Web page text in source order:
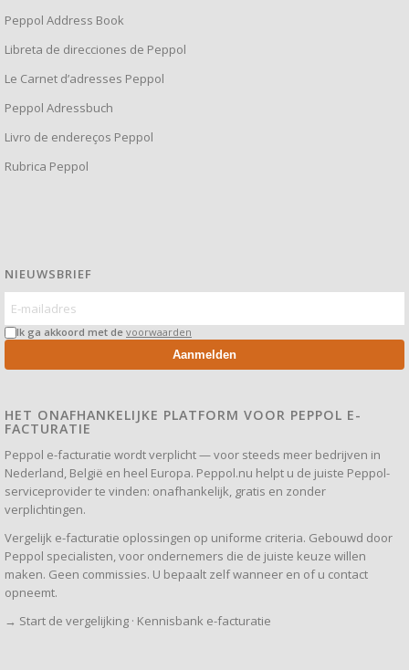
Peppol Address Book
Libreta de direcciones de Peppol
Le Carnet d’adresses Peppol
Peppol Adressbuch
Livro de endereços Peppol
Rubrica Peppol
NIEUWSBRIEF
Ik ga akkoord met de voorwaarden
Aanmelden
HET ONAFHANKELIJKE PLATFORM VOOR PEPPOL E-
FACTURATIE
Peppol e-facturatie wordt verplicht — voor steeds meer bedrijven in
Nederland, België en heel Europa. Peppol.nu helpt u de juiste Peppol-
serviceprovider te vinden: onafhankelijk, gratis en zonder
verplichtingen.
Vergelijk e-facturatie oplossingen op uniforme criteria. Gebouwd door
Peppol specialisten, voor ondernemers die de juiste keuze willen
maken. Geen commissies. U bepaalt zelf wanneer en of u contact
opneemt.
→ Start de vergelijking · Kennisbank e-facturatie